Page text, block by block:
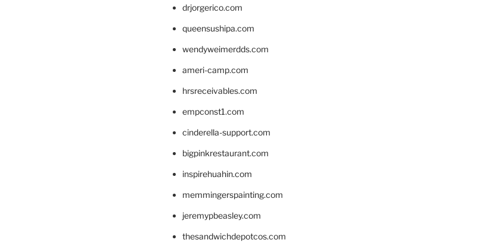
drjorgerico.com
queensushipa.com
wendyweimerdds.com
ameri-camp.com
hrsreceivables.com
empconst1.com
cinderella-support.com
bigpinkrestaurant.com
inspirehuahin.com
memmingerspainting.com
jeremypbeasley.com
thesandwichdepotcos.com